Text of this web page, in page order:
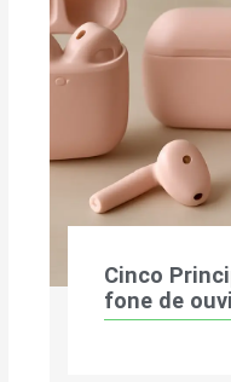
Cinco
fone de